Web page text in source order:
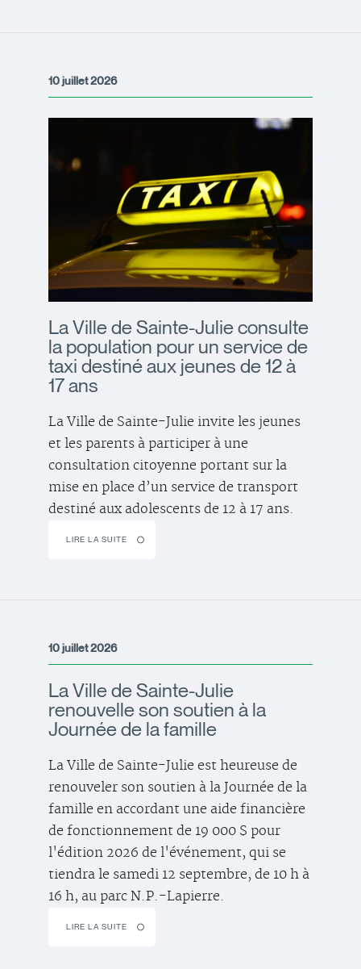
10 juillet 2026
La Ville de Sainte-Julie consulte
la population pour un service de
taxi destiné aux jeunes de 12 à
17 ans
La Ville de Sainte-Julie invite les jeunes
et les parents à participer à une
consultation citoyenne portant sur la
mise en place d’un service de transport
destiné aux adolescents de 12 à 17 ans.
LIRE LA SUITE
10 juillet 2026
La Ville de Sainte-Julie
renouvelle son soutien à la
Journée de la famille
La Ville de Sainte-Julie est heureuse de
renouveler son soutien à la Journée de la
famille en accordant une aide financière
de fonctionnement de 19 000 $ pour
l'édition 2026 de l'événement, qui se
tiendra le samedi 12 septembre, de 10 h à
16 h, au parc N.P.-Lapierre.
LIRE LA SUITE